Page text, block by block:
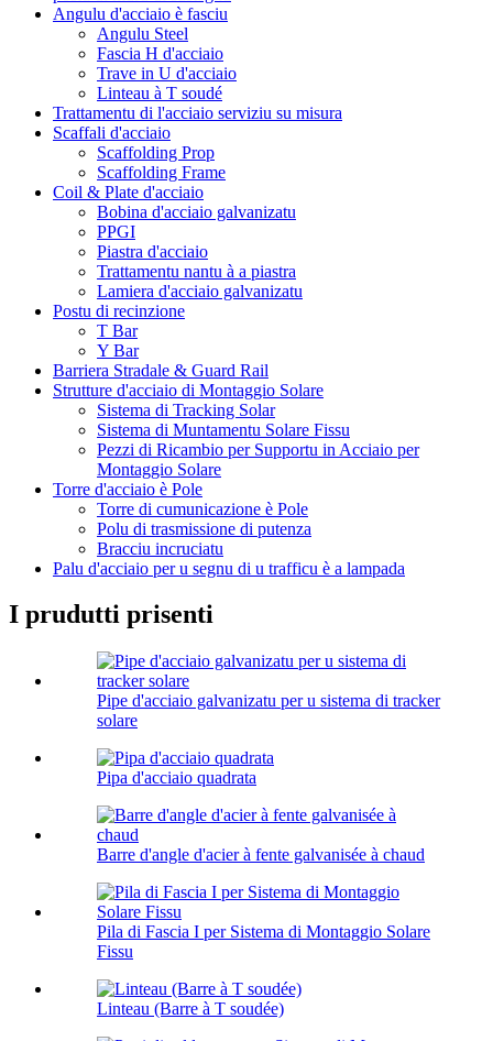
Angulu d'acciaio è fasciu
Angulu Steel
Fascia H d'acciaio
Trave in U d'acciaio
Linteau à T soudé
Trattamentu di l'acciaio serviziu su misura
Scaffali d'acciaio
Scaffolding Prop
Scaffolding Frame
Coil & Plate d'acciaio
Bobina d'acciaio galvanizatu
PPGI
Piastra d'acciaio
Trattamentu nantu à a piastra
Lamiera d'acciaio galvanizatu
Postu di recinzione
T Bar
Y Bar
Barriera Stradale & Guard Rail
Strutture d'acciaio di Montaggio Solare
Sistema di Tracking Solar
Sistema di Muntamentu Solare Fissu
Pezzi di Ricambio per Supportu in Acciaio per
Montaggio Solare
Torre d'acciaio è Pole
Torre di cumunicazione è Pole
Polu di trasmissione di putenza
Bracciu incruciatu
Palu d'acciaio per u segnu di u trafficu è a lampada
I prudutti prisenti
Pipe d'acciaio galvanizatu per u sistema di tracker
solare
Pipa d'acciaio quadrata
Barre d'angle d'acier à fente galvanisée à chaud
Pila di Fascia I per Sistema di Montaggio Solare
Fissu
Linteau (Barre à T soudée)